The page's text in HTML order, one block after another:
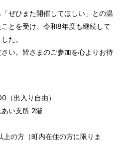
ぜひまた開催してほしい」との温
とを受け、令和8年度も継続して
た。
い。皆さまのご参加を心よりお待
出入り自由）
い支所 2階
の方（町内在住の方に限りま